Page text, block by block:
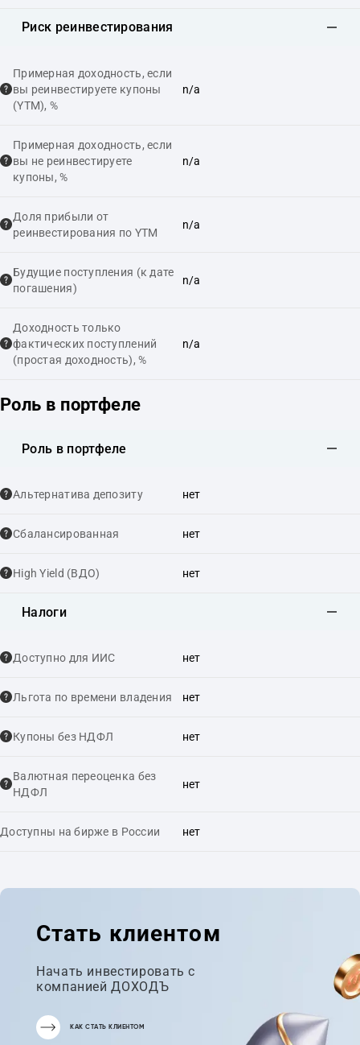
Риск реинвестирования
Примерная доходность, если
вы реинвестируете купоны
(YTM), %
n/a
Примерная доходность, если
вы не реинвестируете
купоны, %
n/a
Доля прибыли от
реинвестирования по YTM
n/a
Будущие поступления (к дате
погашения)
n/a
Доходность только
фактических поступлений
(простая доходность), %
n/a
Роль в портфеле
Роль в портфеле
Альтернатива депозиту нет
Сбалансированная нет
High Yield (ВДО) нет
Налоги
Доступно для ИИС нет
Льгота по времени владения нет
Купоны без НДФЛ нет
Валютная переоценка без
НДФЛ
нет
Доступны на бирже в России нет
Стать клиентом
Начать инвестировать с
компанией ДОХОДЪ
КАК СТАТЬ КЛИЕНТОМ